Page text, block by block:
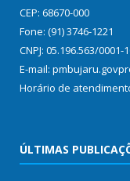
CEP: 68670-000
Fone: (91) 3746-1221
CNPJ: 05.196.563/0001-
E-mail:
Horário de
ÚLTIMAS